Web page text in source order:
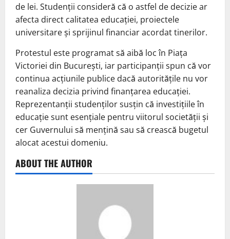
de lei. Studenții consideră că o astfel de decizie ar
afecta direct calitatea educației, proiectele
universitare și sprijinul financiar acordat tinerilor.
Protestul este programat să aibă loc în Piața
Victoriei din București, iar participanții spun că vor
continua acțiunile publice dacă autoritățile nu vor
reanaliza decizia privind finanțarea educației.
Reprezentanții studenților susțin că investițiile în
educație sunt esențiale pentru viitorul societății și
cer Guvernului să mențină sau să crească bugetul
alocat acestui domeniu.
ABOUT THE AUTHOR